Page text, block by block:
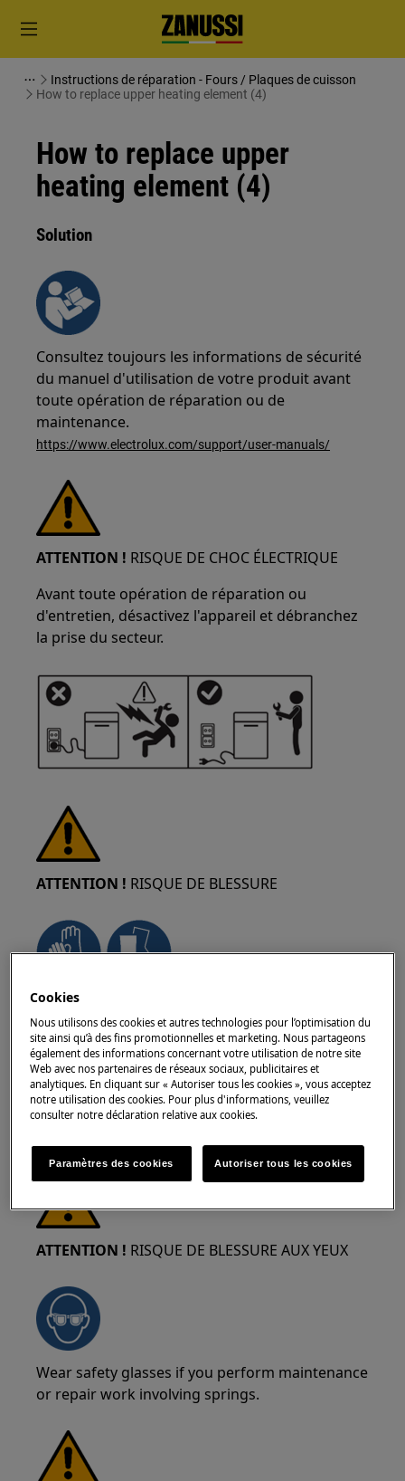
Instructions de réparation - Fours / Plaques de cuisson
How to replace upper heating element (4)
How to replace upper
heating element (4)
Solution
Consultez toujours les informations de sécurité
du manuel d'utilisation de votre produit avant
toute opération de réparation ou de
maintenance.
https://www.electrolux.com/support/user-manuals/
ATTENTION ! RISQUE DE CHOC ÉLECTRIQUE
Avant toute opération de réparation ou
d'entretien, désactivez l'appareil et débranchez
la prise du secteur.
ATTENTION ! RISQUE DE BLESSURE
Faites toujours attention lorsque vous déplacez
des appareils. Pour les appareils lourds, il est
plus sûr que deux personnes les déplacent.
Utilisez toujours des gants de sécurité et des
chaussures de sécurité. Portez des gants de
sécurité en tout temps pour vous protéger des
ATTENTION ! RISQUE DE BLESSURE AUX YEUX
Wear safety glasses if you perform maintenance
or repair work involving springs.
Cookies
Nous utilisons des cookies et autres technologies pour l’optimisation du
site ainsi qu’à des fins promotionnelles et marketing. Nous partageons
également des informations concernant votre utilisation de notre site
Web avec nos partenaires de réseaux sociaux, publicitaires et
analytiques. En cliquant sur « Autoriser tous les cookies », vous acceptez
notre utilisation des cookies. Pour plus d'informations, veuillez
consulter notre déclaration relative aux cookies.
Paramètres des cookies Autoriser tous les cookies